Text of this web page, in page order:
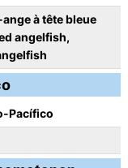
à tête bleue
angelfish,
Pacífico